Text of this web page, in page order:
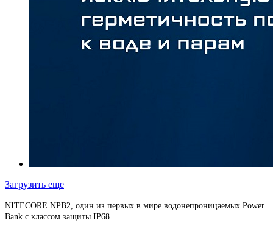
Загрузить еще
NITECORE NPB2, один из первых в мире водонепроницаемых Power
Bank с классом защиты IP68